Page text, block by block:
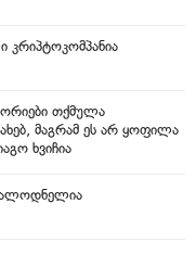
კრიპტოკომპანია
თქმულა
მაგრამ ეს არ ყოფილა
ხვიჩია